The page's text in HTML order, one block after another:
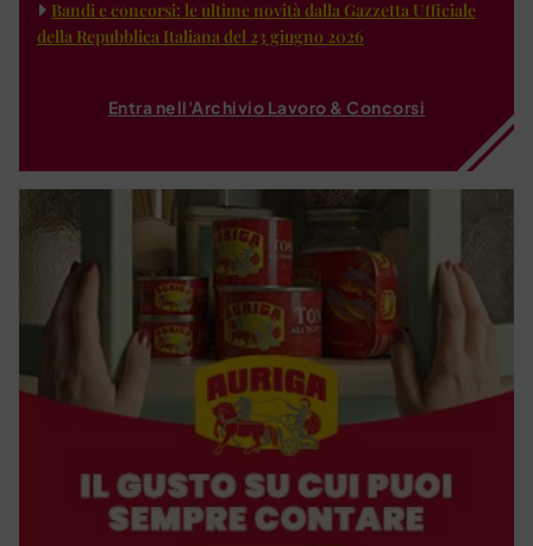
Bandi e concorsi: le ultime novità dalla Gazzetta Ufficiale
della Repubblica Italiana del 23 giugno 2026
Entra nell'Archivio Lavoro & Concorsi